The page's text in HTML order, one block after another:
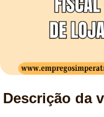
Descrição da